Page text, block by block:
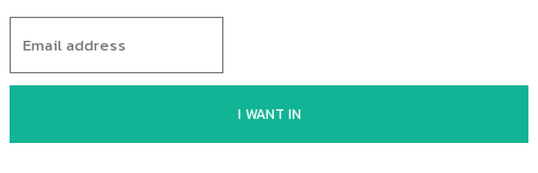
I WANT IN